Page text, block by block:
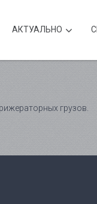
АКТУАЛЬНО
грузов.